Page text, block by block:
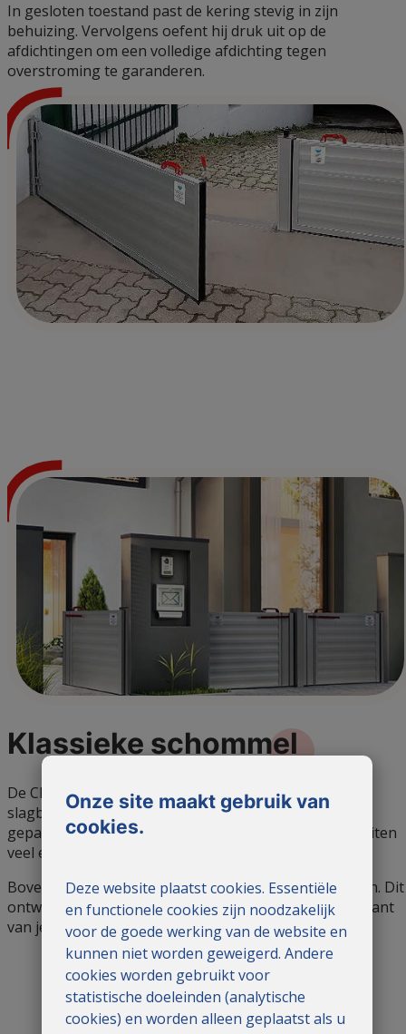
In gesloten toestand past de kering stevig in zijn
behuizing. Vervolgens oefent hij druk uit op de
afdichtingen om een volledige afdichting tegen
overstroming te garanderen.
Klassieke schommel
De Classic Swing flood gate maakt gebruik van een
slagboom met het exclusieve EasyStop-systeem. Dit
gepatenteerde mechanisme maakt het openen en sluiten
veel eenvoudiger.
Bovendien opent het Classic Swing-model naar binnen. Dit
ontwerp zorgt ervoor dat het hek niet aan de buitenkant
van je huis komt.
Onze site maakt gebruik van
cookies.
Deze website plaatst cookies. Essentiële
en functionele cookies zijn noodzakelijk
voor de goede werking van de website en
kunnen niet worden geweigerd. Andere
cookies worden gebruikt voor
statistische doeleinden (analytische
cookies) en worden alleen geplaatst als u